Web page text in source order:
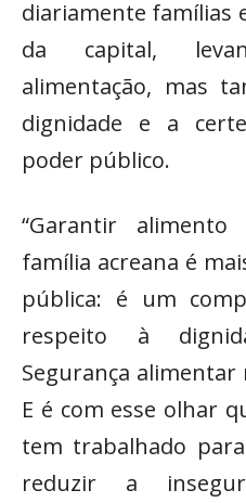
diariamente famílias
da capital,
alimentação, mas
dignidade e a
poder público.
“Garantir
família acreana é
pública: é um
respeito à
Segurança
E é com esse olhar
tem trabalhado
reduzir a